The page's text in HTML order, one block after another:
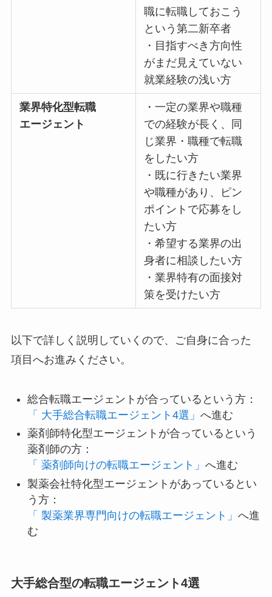
職に転職しておこう
という第二新卒者
・目指すべき方向性
がまだ見えていない
就業経験の浅い方
業界特化型転職
エージェント
・一定の業界や職種
での経験が長く、同
じ業界・職種で転職
をしたい方
・既に行きたい業界
や職種があり、ピン
ポイントで応募をし
たい方
・希望する業界の出
身者に相談したい方
・業界特有の面接対
策を受けたい方
以下で詳しく説明していくので、ご自身に合った
項目へお進みください。
総合転職エージェントが合っているという方：
「 大手総合転職エージェント4選」 へ進む
薬剤師特化型エージェントが合っているという
薬剤師の方：
「 薬剤師向けの転職エージェント」 へ進む
製薬会社特化型エージェントがあっているとい
う方：
「 製薬業界専門向けの転職エージェント」 へ進
む
大手総合型の転職エージェント4選